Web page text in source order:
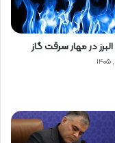
در مهار سرقت گاز